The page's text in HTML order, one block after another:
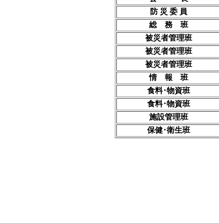
防 災 委 員
総 務 班
被災者管理班
被災者管理班
被災者管理班
情 報 班
食料･物資班
食料･物資班
施設管理班
保健･衛生班